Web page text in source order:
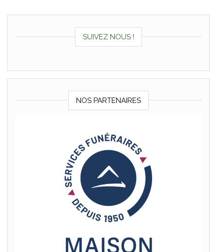
SUIVEZ NOUS !
NOS PARTENAIRES